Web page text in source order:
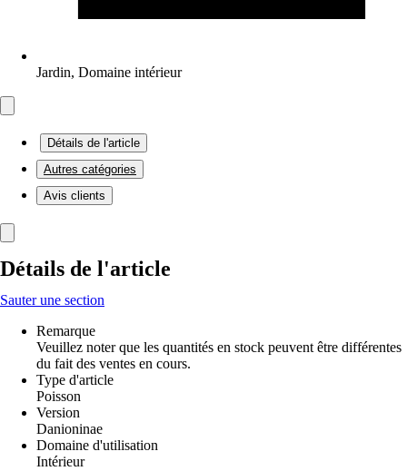
Jardin, Domaine intérieur
Détails de l'article
Autres catégories
Avis clients
Détails de l'article
Sauter une section
Remarque
Veuillez noter que les quantités en stock peuvent être différentes
du fait des ventes en cours.
Type d'article
Poisson
Version
Danioninae
Domaine d'utilisation
Intérieur